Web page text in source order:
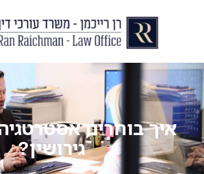
איך בוחרים
גירושין?